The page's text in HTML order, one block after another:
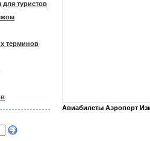
туристов
терминов
Авиабилеты Аэропорт